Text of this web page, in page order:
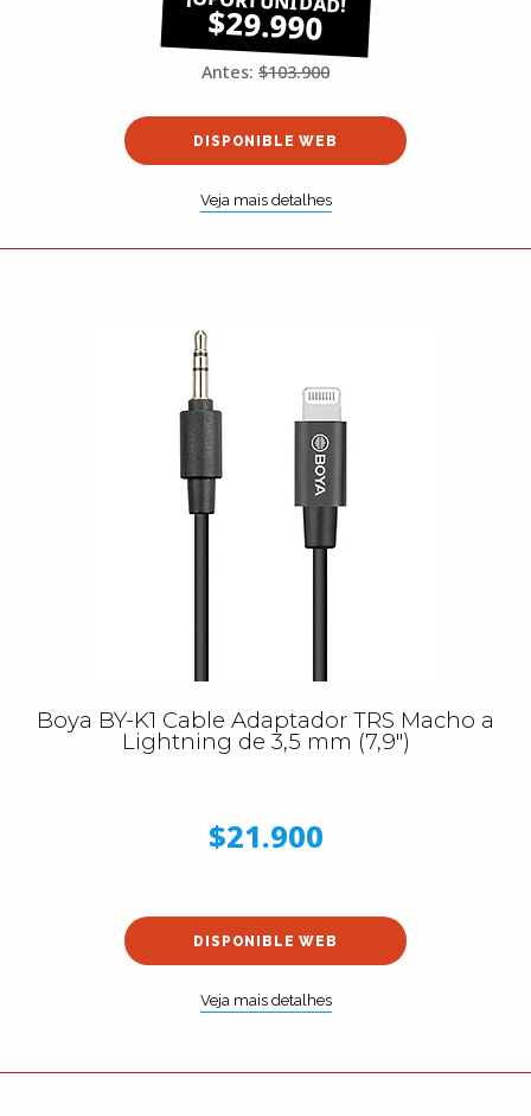
$29.990
Antes: $103.900
DISPONIBLE WEB
Veja mais detalhes
Boya BY-K1 Cable Adaptador TRS Macho a
Lightning de 3,5 mm (7,9")
$21.900
DISPONIBLE WEB
Veja mais detalhes